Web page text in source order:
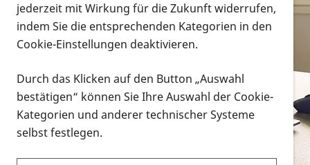
Infomaterial
Infomaterial
Vorlesen
Alle Infomaterialien in verschiedenen
Formaten an einem Ort
Sie möchten wissen, wie Sie nach Infonmaterial
jederzeit mit Wirkung für die Zukunft widerrufen,
indem Sie die entsprechenden Kategorien in den
Cookie-Einstellungen deaktivieren.
Durch das Klicken auf den Button „Auswahl
bestätigen“ können Sie Ihre Auswahl der Cookie-
Kategorien und anderer technischer Systeme
selbst festlegen.